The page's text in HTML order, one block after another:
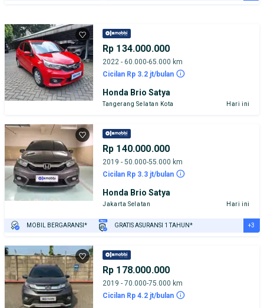
Rp 134.000.000
2022 - 60.000-65.000 km
Cicilan Rp 3.2 jt/bulan
Honda Brio Satya
Tangerang Selatan Kota Hari ini
Rp 140.000.000
2019 - 50.000-55.000 km
Cicilan Rp 3.3 jt/bulan
Honda Brio Satya
Jakarta Selatan Hari ini
MOBIL BERGARANSI* GRATIS ASURANSI 1 TAHUN*
PENJUAL TERVERIFIKASI
+3
Rp 178.000.000
2019 - 70.000-75.000 km
Cicilan Rp 4.2 jt/bulan